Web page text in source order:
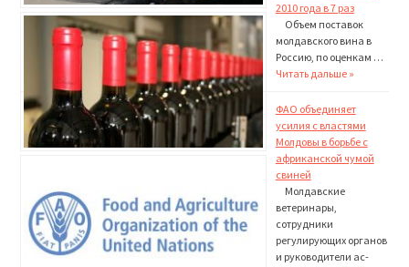
2010 года в 7 раз
Объем поставок
молдав­ского вина в
Россию, по оценкам …
Читать дальше »
ФАО объединяет
усилия с властями
Молдовы в борьбе с
африканской чумой
свиней
Молдавские
ветеринары,
сотрудники
регулирующих органов
и руководители ас­